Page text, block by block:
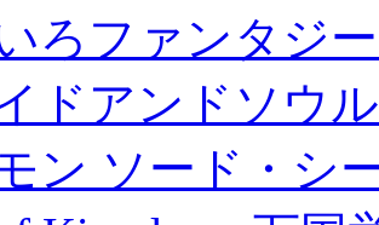
ろファンタジ
ドアンドソウ
ン ソード・シ